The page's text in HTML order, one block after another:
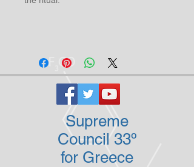
Supreme
Council 33º
for Greece